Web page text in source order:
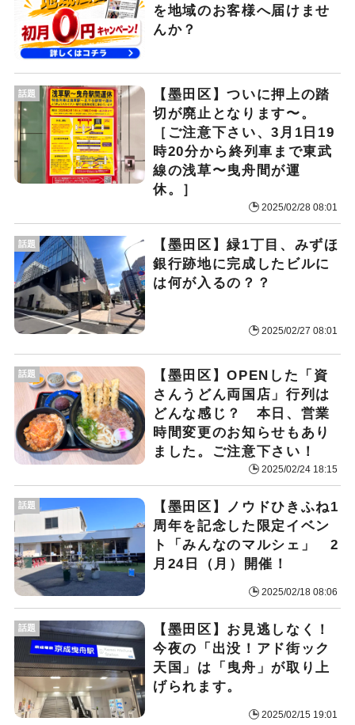
を地域のお客様へ届けませ
んか？
【墨田区】ついに押上の踏
切が廃止となります〜。
［ご注意下さい、3月1日19
時20分から終列車まで東武
線の浅草〜曳舟間が運
休。］
2025/02/28 08:01
話題
【墨田区】緑1丁目、みずほ
銀行跡地に完成したビルに
は何が入るの？？
2025/02/27 08:01
話題
【墨田区】OPENした「資
さんうどん両国店」行列は
どんな感じ？ 本日、営業
時間変更のお知らせもあり
ました。ご注意下さい！
2025/02/24 18:15
話題
【墨田区】ノウドひきふね1
周年を記念した限定イベン
ト「みんなのマルシェ」 2
月24日（月）開催！
2025/02/18 08:06
話題
【墨田区】お見逃しなく！
今夜の「出没！アド街ック
天国」は「曳舟」が取り上
げられます。
2025/02/15 19:01
話題